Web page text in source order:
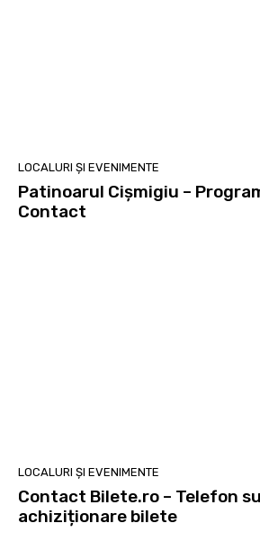
LOCALURI ȘI EVENIMENTE
Patinoarul Cișmigiu –
Contact
LOCALURI ȘI EVENIMENTE
Contact Bilete.ro – Telefon
achiziționare bilete